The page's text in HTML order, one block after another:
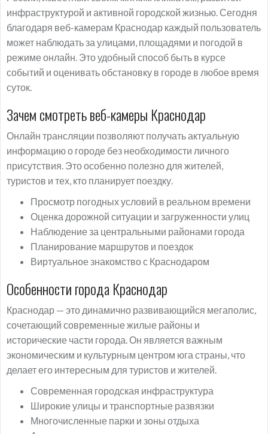
инфраструктурой и активной городской жизнью. Сегодня
благодаря веб-камерам Краснодар каждый пользователь
может наблюдать за улицами, площадями и погодой в
режиме онлайн. Это удобный способ быть в курсе
событий и оценивать обстановку в городе в любое время
суток.
Зачем смотреть веб-камеры Краснодар
Онлайн трансляции позволяют получать актуальную
информацию о городе без необходимости личного
присутствия. Это особенно полезно для жителей,
туристов и тех, кто планирует поездку.
Просмотр погодных условий в реальном времени
Оценка дорожной ситуации и загруженности улиц
Наблюдение за центральными районами города
Планирование маршрутов и поездок
Виртуальное знакомство с Краснодаром
Особенности города Краснодар
Краснодар — это динамично развивающийся мегаполис,
сочетающий современные жилые районы и
исторические части города. Он является важным
экономическим и культурным центром юга страны, что
делает его интересным для туристов и жителей.
Современная городская инфраструктура
Широкие улицы и транспортные развязки
Многочисленные парки и зоны отдыха